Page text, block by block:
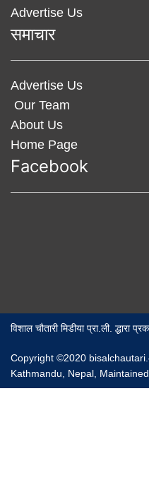
Advertise Us
समाचार
Advertise Us
Our Team
About Us
Home Page
Facebook
विशाल चौतारी मिडीया प्रा.ली. द्धारा
Copyright ©2020
Kathmandu, Nepal,